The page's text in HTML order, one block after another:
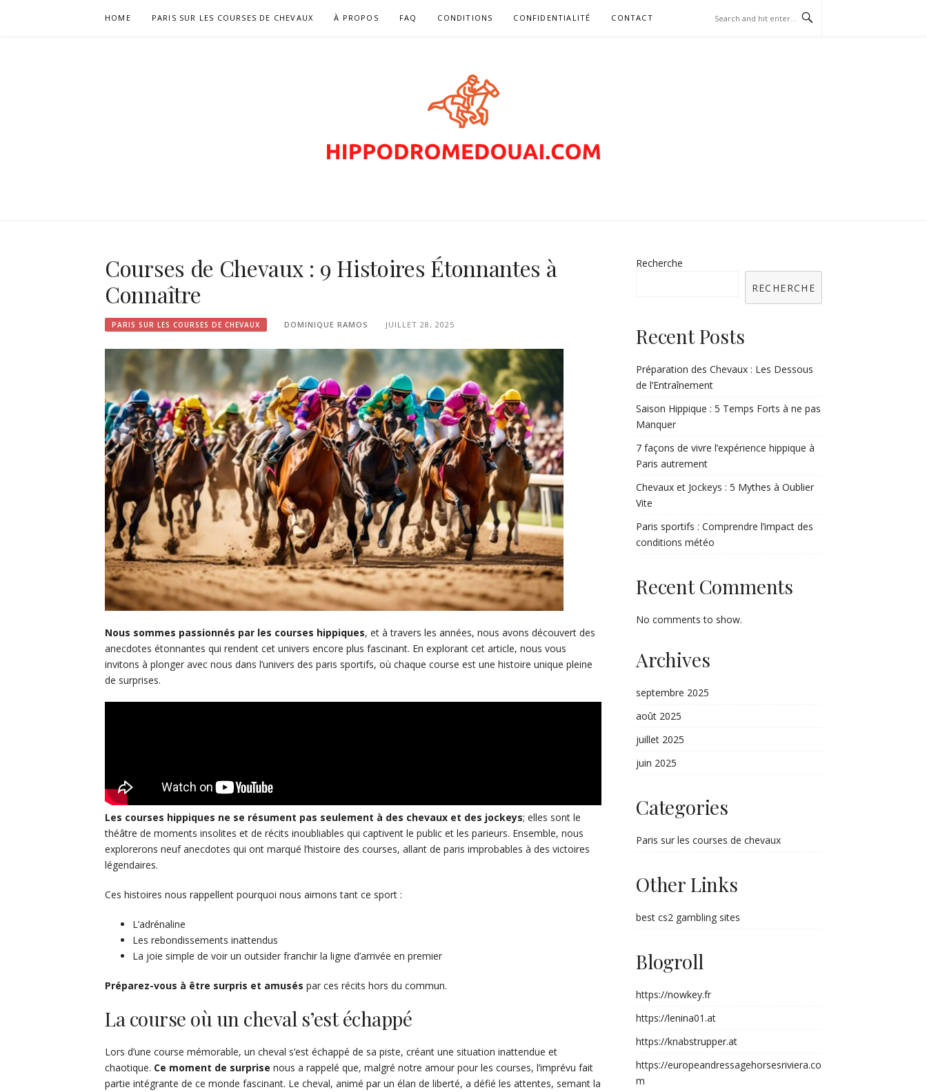
HOME PARIS SUR LES COURSES DE CHEVAUX À PROPOS FAQ CONDITIONS CONFIDENTIALITÉ CONTACT
COURSES DE CHEVAUX
Courses de Chevaux : 9 Histoires Étonnantes à
Connaître
PARIS SUR LES COURSES DE CHEVAUX DOMINIQUE RAMOS JUILLET 28, 2025
Nous sommes passionnés par les courses hippiques, et à travers les années, nous avons découvert des
anecdotes étonnantes qui rendent cet univers encore plus fascinant. En explorant cet article, nous vous
invitons à plonger avec nous dans l’univers des paris sportifs, où chaque course est une histoire unique pleine
de surprises.
Les courses hippiques ne se résument pas seulement à des chevaux et des jockeys; elles sont le
théâtre de moments insolites et de récits inoubliables qui captivent le public et les parieurs. Ensemble, nous
explorerons neuf anecdotes qui ont marqué l’histoire des courses, allant de paris improbables à des victoires
légendaires.
Ces histoires nous rappellent pourquoi nous aimons tant ce sport :
L’adrénaline
Les rebondissements inattendus
La joie simple de voir un outsider franchir la ligne d’arrivée en premier
Préparez-vous à être surpris et amusés par ces récits hors du commun.
La course où un cheval s’est échappé
Lors d’une course mémorable, un cheval s’est échappé de sa piste, créant une situation inattendue et
chaotique. Ce moment de surprise nous a rappelé que, malgré notre amour pour les courses, l’imprévu fait
partie intégrante de ce monde fascinant. Le cheval, animé par un élan de liberté, a défié les attentes, semant la
Recherche
RECHERCHE
Recent Posts
Préparation des Chevaux : Les Dessous
de l’Entraînement
Saison Hippique : 5 Temps Forts à ne pas
Manquer
7 façons de vivre l’expérience hippique à
Paris autrement
Chevaux et Jockeys : 5 Mythes à Oublier
Vite
Paris sportifs : Comprendre l’impact des
conditions météo
Recent Comments
No comments to show.
Archives
septembre 2025
août 2025
juillet 2025
juin 2025
Categories
Paris sur les courses de chevaux
Other Links
best cs2 gambling sites
Blogroll
https://nowkey.fr
https://lenina01.at
https://knabstrupper.at
https://europeandressagehorsesriviera.co
m